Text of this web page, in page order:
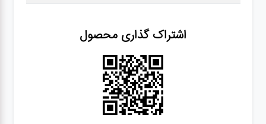
اشتراک گذاری محصول